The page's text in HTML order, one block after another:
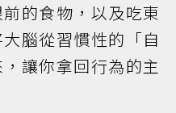
的食物，以及吃東
腦從習慣性的「自
讓你拿回行為的主